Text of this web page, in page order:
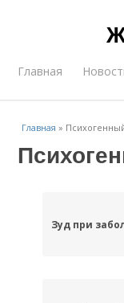
Главная
Главная »
Зуд при